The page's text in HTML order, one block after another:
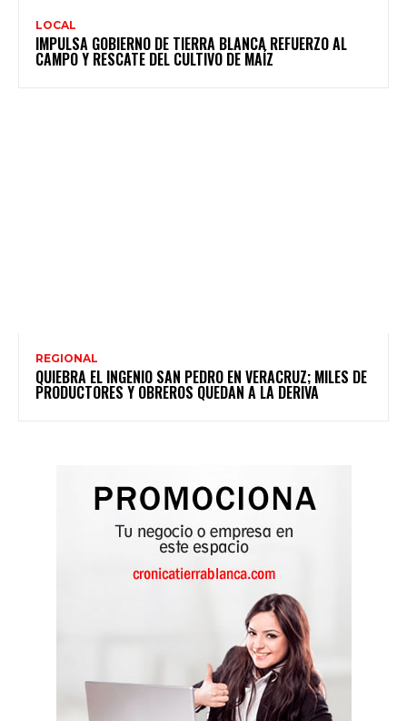
LOCAL
IMPULSA GOBIERNO DE TIERRA BLANCA REFUERZO AL
CAMPO Y RESCATE DEL CULTIVO DE MAÍZ
REGIONAL
QUIEBRA EL INGENIO SAN PEDRO EN VERACRUZ; MILES DE
PRODUCTORES Y OBREROS QUEDAN A LA DERIVA